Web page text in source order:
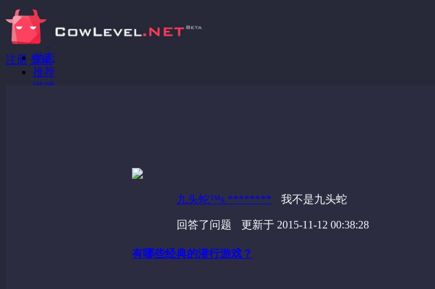
注册 登录
动态
推荐
游戏
九头蛇™s ******** 我不是九头蛇
回答了问题 更新于 2015-11-12 00:38:28
有哪些经典的潜行游戏？